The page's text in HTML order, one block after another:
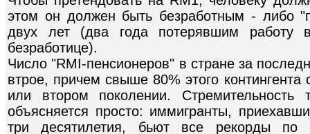
этом он должен быть безработным - либо
двух лет (два года потерявшим работу
безработице).
Число "RМI-пенсионеров" в стране за
втрое, причем свыше 80% этого
или втором поколении. Стремительность
объясняется просто: иммигранты,
три десятилетия, бьют все рекорды по